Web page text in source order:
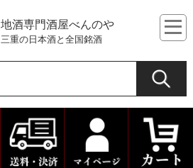
地酒専門酒屋べんのや
三重の日本酒と全国銘酒